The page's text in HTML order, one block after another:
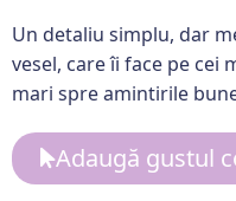
Un detaliu simplu, dar
vesel, care îi face pe cei
mari spre amintirile
Adaugă gustul